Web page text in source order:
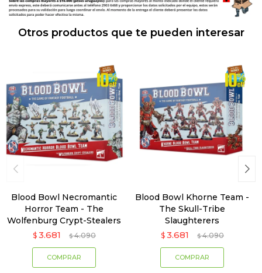
Otros productos que te pueden interesar
Blood Bowl Necromantic
Horror Team - The
Wolfenburg Crypt-Stealers
$ 3.681 $ 4.090
Blood Bowl Khorne Team -
The Skull-Tribe
Slaughterers
$ 3.681 $ 4.090